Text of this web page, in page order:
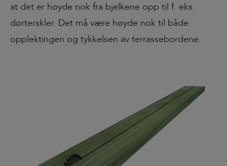
at det er høyde nok fra bjelkene opp til f. eks.
dørterskler. Det må være høyde nok til både
opplektingen og tykkelsen av terrassebordene.